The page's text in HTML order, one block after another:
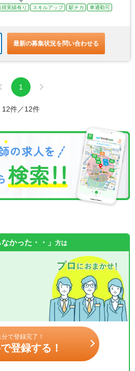
実績有り スキルアップ 駅チカ
車通勤可
最新の募集状況を問い合わせる
1
12件／12件
かった・・」 方は
分で登録完了！
登録する！